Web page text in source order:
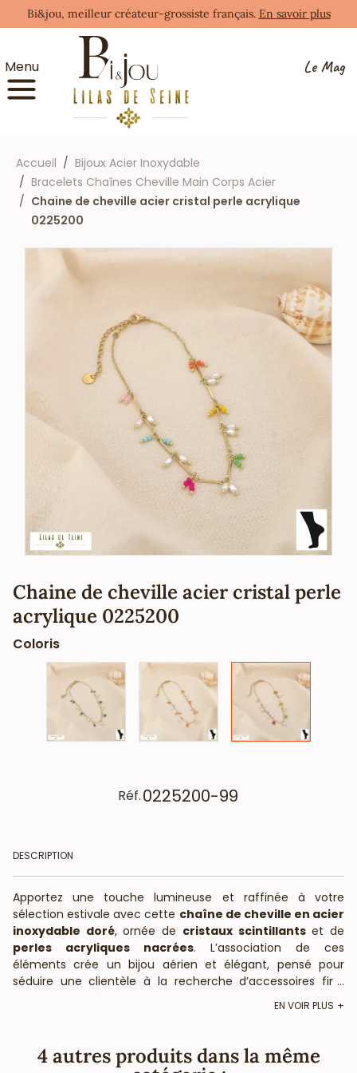
Bi&jou, meilleur créateur-grossiste français. En savoir plus
Menu Le Mag
Accueil
Bijoux Acier Inoxydable
Bracelets Chaînes Cheville Main Corps Acier
Chaine de cheville acier cristal perle acrylique
0225200
Chaine de cheville acier cristal perle
acrylique 0225200
Coloris
Réf.0225200-99
DESCRIPTION
Apportez une touche lumineuse et raffinée à votre
sélection estivale avec cette chaîne de cheville en acier
inoxydable doré, ornée de cristaux scintillantset de
perles acryliques nacrées. L’association de ces
éléments crée un bijou aérien et élégant, pensé pour
séduire une clientèle à la recherche d’accessoires fins,
toutes les morphologies. Déclinée dans une palette de
...
EN VOIR PLUS
4 autres produits dans la même